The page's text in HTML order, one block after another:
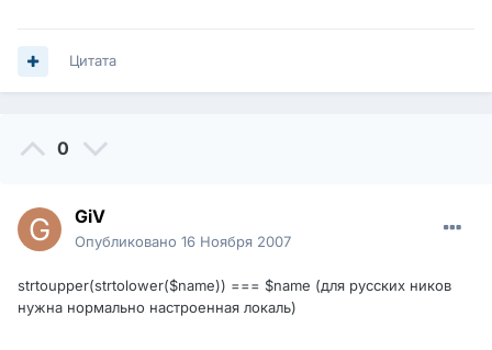
Цитата
0
GiV
Опубликовано 16 Ноября 2007
strtoupper(strtolower($name)) === $name (для русских ников
нужна нормально настроенная локаль)